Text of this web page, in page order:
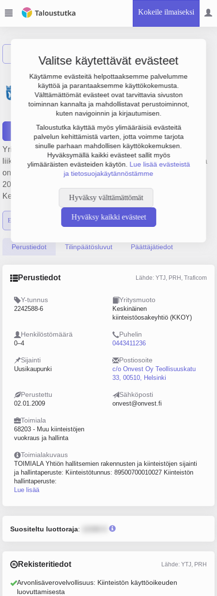
Kokeile ilmaiseksi
Valitse käytettävät evästeet
Käytämme evästeitä helpottaaksemme palvelumme
käyttöä ja parantaaksemme käyttökokemusta.
Välttämättömät evästeet ovat tarvittavia sivuston
toiminnan kannalta ja mahdollistavat perustoiminnot,
kuten navigoinnin ja kirjautumisen.
Taloustutka käyttää myös ylimääräisiä evästeitä
palvelun kehittämistä varten, jotta voimme tarjota
sinulle parhaan mahdollisen käyttökokemuksen.
Hyväksymällä kaikki evästeet sallit myös
ylimääräisten evästeiden käytön. Lue lisää evästeistä
ja tietosuojakäytännöstämme
Hyväksy välttämättömät
Hyväksy kaikki evästeet
Kiinteistö Oy
Uudenkaupungin
Satamanportti
Yrityksen Kiinteistö Oy Uudenkaupungin Satamanportti
liikevaihto on 423 000 € ja tulos 166 000 €. Sen päätoimiala
on Muu kiinteistöjen vuokraus ja hallinta, perustamisvuosi
2009 ja sijainti Uusikaupunki. Yrityksen yhtiömuoto
Keskinäinen kiinteistöosakeyhtiö (KKOY).
Emon luvut Konsernin luvut
Perustiedot Tilinpäätösluvut Päättäjätiedot
Perustiedot Lähde: YTJ, PRH, Traficom
Y-tunnus
2242588-6
Yritysmuoto
Keskinäinen
kiinteistöosakeyhtiö (KKOY)
Henkilöstömäärä
0–4
Puhelin
0443411236
Sijainti
Uusikaupunki
Postiosoite
c/o Onvest Oy Teollisuuskatu
33, 00510, Helsinki
Perustettu
02.01.2009
Sähköposti
onvest@onvest.fi
Toimiala
68203 - Muu kiinteistöjen
vuokraus ja hallinta
Toimialakuvaus
TOIMIALA Yhtiön hallitsemien rakennusten ja kiinteistöjen sijainti
ja hallintaperuste: Kiinteistötunnus: 89500700010027 Kiinteistön
hallintaperuste:
Lue lisää
Suositeltu luottoraja:
Rekisteritiedot Lähde: YTJ, PRH
Arvonlisäverovelvollisuus: Kiinteistön käyttöoikeuden
luovuttamisesta